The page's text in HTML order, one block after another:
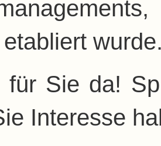
,
für Sie da!
Interesse